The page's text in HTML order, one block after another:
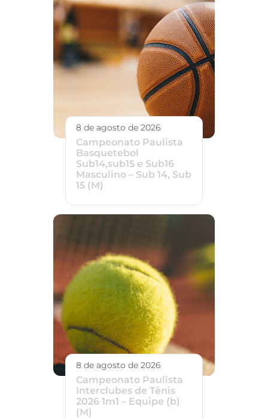
8 de agosto de 2026
Campeonato Paulista
Basquetebol
Sub14,sub15 e Sub16
Masculino – Sub 14, Sub
15 (M)
8 de agosto de 2026
Campeonato Paulista
Interclubes de Tênis
2026 1m1 – Equipe (b)
(M)